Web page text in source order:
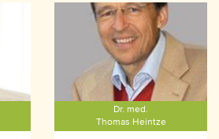
Dr. med.
Thomas Heintze